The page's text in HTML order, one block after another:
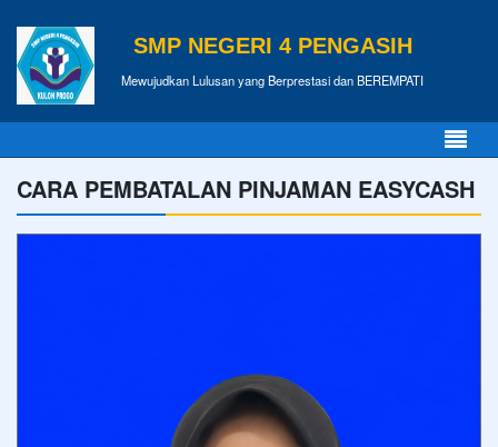
SMP NEGERI 4 PENGASIH
Mewujudkan Lulusan yang Berprestasi dan BEREMPATI
CARA PEMBATALAN PINJAMAN EASYCASH